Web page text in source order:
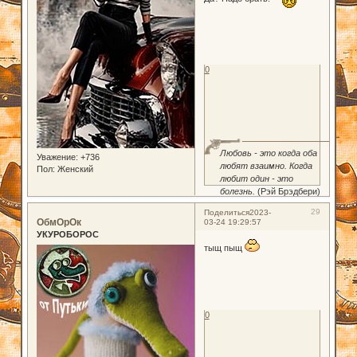
Уважение: +736
Пол: Женский
Любовь - это когда оба
любят взаимно. Когда
любит один - это
болезнь. (Рэй Брэдбери)
0
Поделиться 29
2023-
03-24 19:29:57
ОбмОрОк
УКУРОБОРОС
тыщ пыщ
0